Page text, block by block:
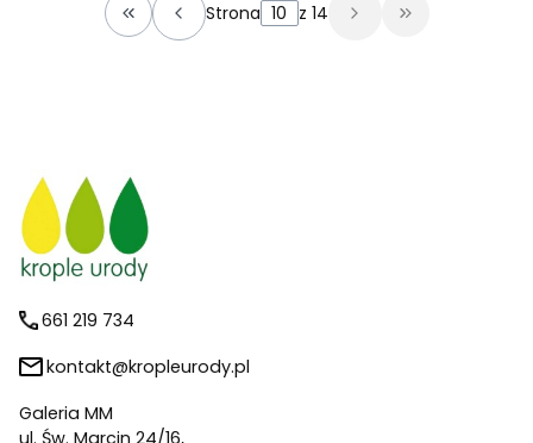
Wróć do pierwszej strony z produktami
Strona z 14 Przejdź do
661 219 734
kontakt@kropleurody.pl
Galeria MM
ul. Św. Marcin 24/16,